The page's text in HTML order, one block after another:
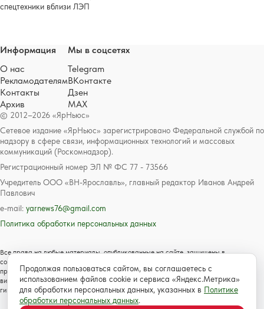
спецтехники вблизи ЛЭП
© 2012–2026 «ЯрНьюс»
Сетевое издание «ЯрНьюс» зарегистрировано Федеральной службой по
надзору в сфере связи, информационных технологий и массовых
коммуникаций (Роскомнадзор).
Регистрационный номер ЭЛ № ФС 77 - 73566
Учредитель ООО «ВН-Ярославль», главный редактор Иванов Андрей
Павлович
e-mail: yarnews76@gmail.com
Политика обработки персональных данных
Все права на любые материалы, опубликованные на сайте, защищены в
соответствии с российским и международным законодательством об авторском
праве и смежных правах. Любое использование текстовых, фото, аудио и
видеоматериалов возможно только с согласия правообладателя с обязательной
гиперссылкой на сайт https://www.yarnews.net; Для детей старше 16 лет.
Информация
О нас
Рекламодателям
Контакты
Архив
Мы в соцсетях
Telegram
ВКонтакте
Дзен
MAX
Продолжая пользоваться сайтом, вы соглашаетесь с
использованием файлов cookie и сервиса «Яндекс.Метрика»
для обработки персональных данных, указанных в Политике
обработки персональных данных.